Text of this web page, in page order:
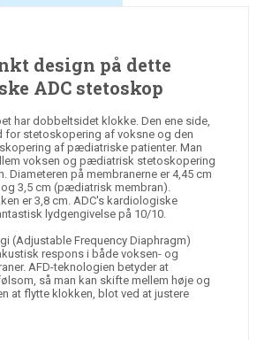
design på dette
ADC stetoskop
har dobbeltsidet klokke. Den ene side,
for stetoskopering af voksne og den
af pædiatriske patienter. Man
voksen og pædiatrisk stetoskopering
Diameteren på membranerne er 4,45 cm
3,5 cm (pædiatrisk membran).
er 3,8 cm. ADC's kardiologiske
lydgengivelse på 10/10.
(Adjustable Frequency Diaphragm)
respons i både voksen- og
AFD-teknologien betyder at
så man kan skifte mellem høje og
at flytte klokken, blot ved at justere